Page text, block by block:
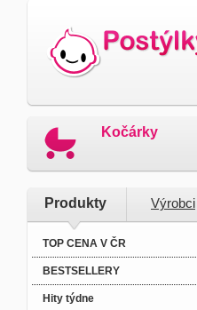
Kočárky
Produkty Výrobci
TOP CENA V ČR
BESTSELLERY
Hity týdne